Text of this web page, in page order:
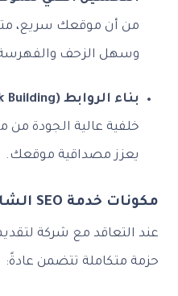
من أن موقعك سريع،
وسهل الزحف
بناء الروابط (Link Building):
خلفية عالية الجودة
يعزز مصداقية موقعك.
مكونات خدمة SEO الشاملة
حزمة متكاملة تتضمن عادةً: